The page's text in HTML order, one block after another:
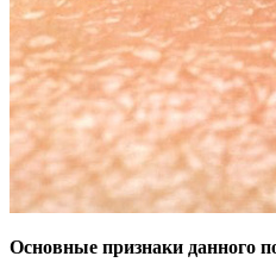
Основные признаки данного